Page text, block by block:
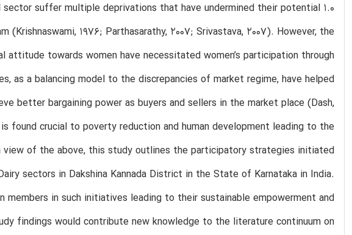
sector suffer multiple deprivations that have undermined their potential
1976; Parthasarathy, 2007; Srivastava, 2007). However, the
attitude towards women have necessitated women’s participation through
as a balancing model to the discrepancies of market regime, have helped
better bargaining power as buyers and sellers in the market place (Dash,
found crucial to poverty reduction and human development leading to the
view of the above, this study outlines the participatory strategies initiated
sectors in Dakshina Kannada District in the State of Karnataka in India.
in such initiatives leading to their sustainable empowerment and
findings would contribute new knowledge to the literature continuum on